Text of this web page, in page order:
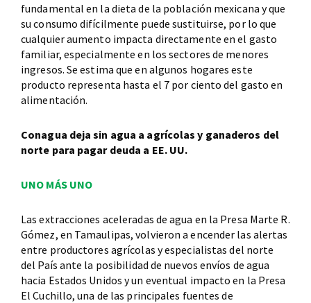
fundamental en la dieta de la población mexicana y que
su consumo difícilmente puede sustituirse, por lo que
cualquier aumento impacta directamente en el gasto
familiar, especialmente en los sectores de menores
ingresos. Se estima que en algunos hogares este
producto representa hasta el 7 por ciento del gasto en
alimentación.
Conagua deja sin agua a agrícolas y ganaderos del
norte para pagar deuda a EE. UU.
UNO MÁS UNO
Las extracciones aceleradas de agua en la Presa Marte R.
Gómez, en Tamaulipas, volvieron a encender las alertas
entre productores agrícolas y especialistas del norte
del País ante la posibilidad de nuevos envíos de agua
hacia Estados Unidos y un eventual impacto en la Presa
El Cuchillo, una de las principales fuentes de